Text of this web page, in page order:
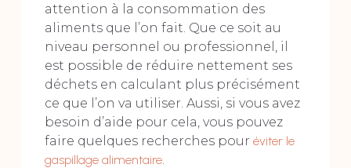
attention à la consommation des
aliments que l’on fait. Que ce soit au
niveau personnel ou professionnel, il
est possible de réduire nettement ses
déchets en calculant plus précisément
ce que l’on va utiliser. Aussi, si vous avez
besoin d’aide pour cela, vous pouvez
faire quelques recherches pour éviter le
gaspillage alimentaire.